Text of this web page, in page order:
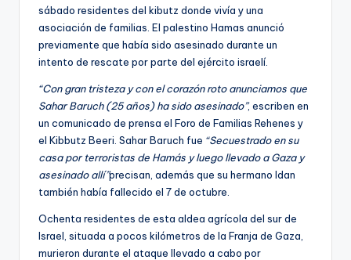
sábado residentes del kibutz donde vivía y una
asociación de familias. El palestino Hamas anunció
previamente que había sido asesinado durante un
intento de rescate por parte del ejército israelí.
“Con gran tristeza y con el corazón roto anunciamos que
Sahar Baruch (25 años) ha sido asesinado”, escriben en
un comunicado de prensa el Foro de Familias Rehenes y
el Kibbutz Beeri. Sahar Baruch fue “Secuestrado en su
casa por terroristas de Hamás y luego llevado a Gaza y
asesinado allí”precisan, además que su hermano Idan
también había fallecido el 7 de octubre.
Ochenta residentes de esta aldea agrícola del sur de
Israel, situada a pocos kilómetros de la Franja de Gaza,
murieron durante el ataque llevado a cabo por